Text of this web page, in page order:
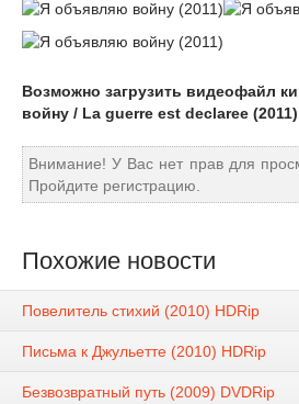
Возможно загрузить видеофайл
войну / La guerre est declaree
Внимание! У Вас нет прав для
Пройдите регистрацию.
Похожие новости
Повелитель стихий (2010) НDRір
Письма к Джульетте (2010) НDRір
Безвозвратный путь (2009) DVDRір